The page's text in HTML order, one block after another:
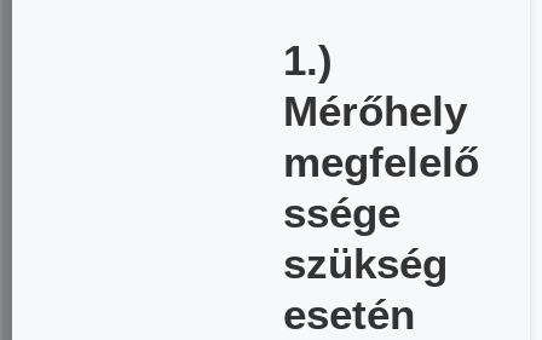
1.)
Mérőhely
megfelelő
ssége
szükség
esetén